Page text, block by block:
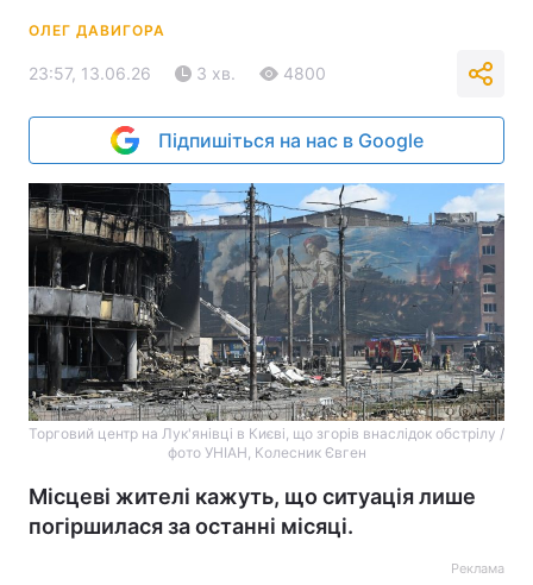
ОЛЕГ ДАВИГОРА
23:57, 13.06.26 3 хв. 4800
Підпишіться на нас в Google
Торговий центр на Лук'янівці в Києві, що згорів внаслідок обстрілу /
фото УНІАН, Колесник Євген
Місцеві жителі кажуть, що ситуація лише
погіршилася за останні місяці.
Реклама